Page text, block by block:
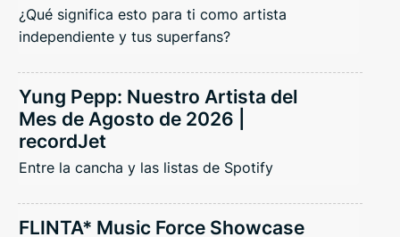
¿Qué significa esto para ti como artista
independiente y tus superfans?
Yung Pepp: Nuestro Artista del
Mes de Agosto de 2026 |
recordJet
Entre la cancha y las listas de Spotify
FLINTA* Music Force Showcase